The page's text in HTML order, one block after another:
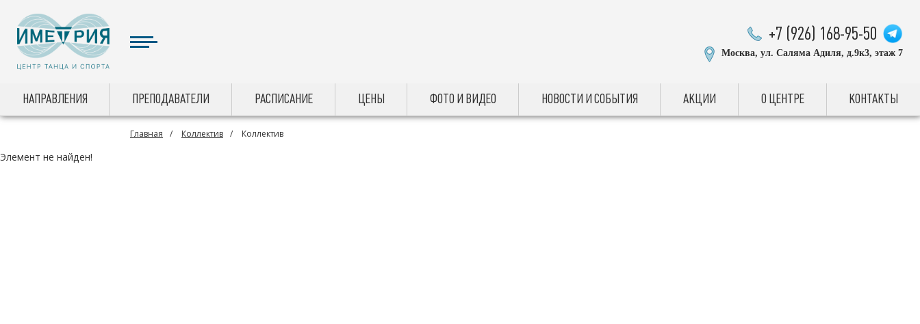
+7 (926) 168-95-50
Москва, ул. Саляма Адиля, д.9к3, этаж 7
НАПРАВЛЕНИЯ ПРЕПОДАВАТЕЛИ РАСПИСАНИЕ ЦЕНЫ ФОТО И ВИДЕО НОВОСТИ И СОБЫТИЯ АКЦИИ О ЦЕНТРЕ КОНТАКТЫ
Главная Коллектив Коллектив
Элемент не найден!